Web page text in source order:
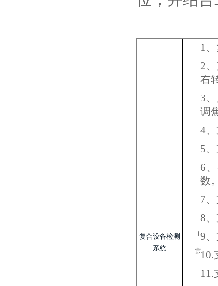
复合设备检测
系统
1
套
1
2
右
3
调
4
5
6
数
7
8
9
10.
11.